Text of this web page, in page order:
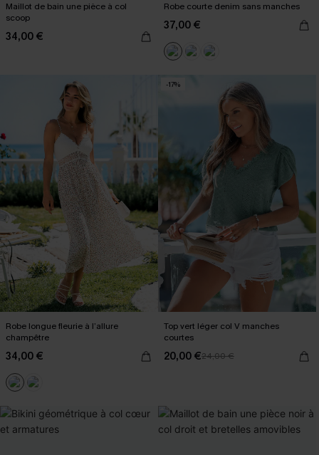
Maillot de bain une pièce à col
scoop
34,00 €
Robe courte denim sans manches
37,00 €
Robe longue fleurie à l’allure
champêtre
34,00 €
-17%
Top vert léger col V manches
courtes
20,00 €24,00 €